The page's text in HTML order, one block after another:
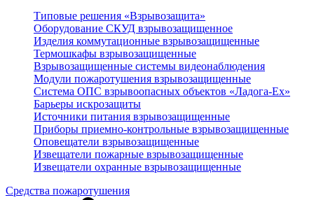
Типовые решения «Взрывозащита»
Оборудование СКУД взрывозащищенное
Изделия коммутационные взрывозащищенные
Термошкафы взрывозащищенные
Взрывозащищенные системы видеонаблюдения
Модули пожаротушения взрывозащищенные
Система ОПС взрывоопасных объектов «Ладога-Ex»
Барьеры искрозащиты
Источники питания взрывозащищенные
Приборы приемно-контрольные взрывозащищенные
Оповещатели взрывозащищенные
Извещатели пожарные взрывозащищенные
Извещатели охранные взрывозащищенные
Средства пожаротушения